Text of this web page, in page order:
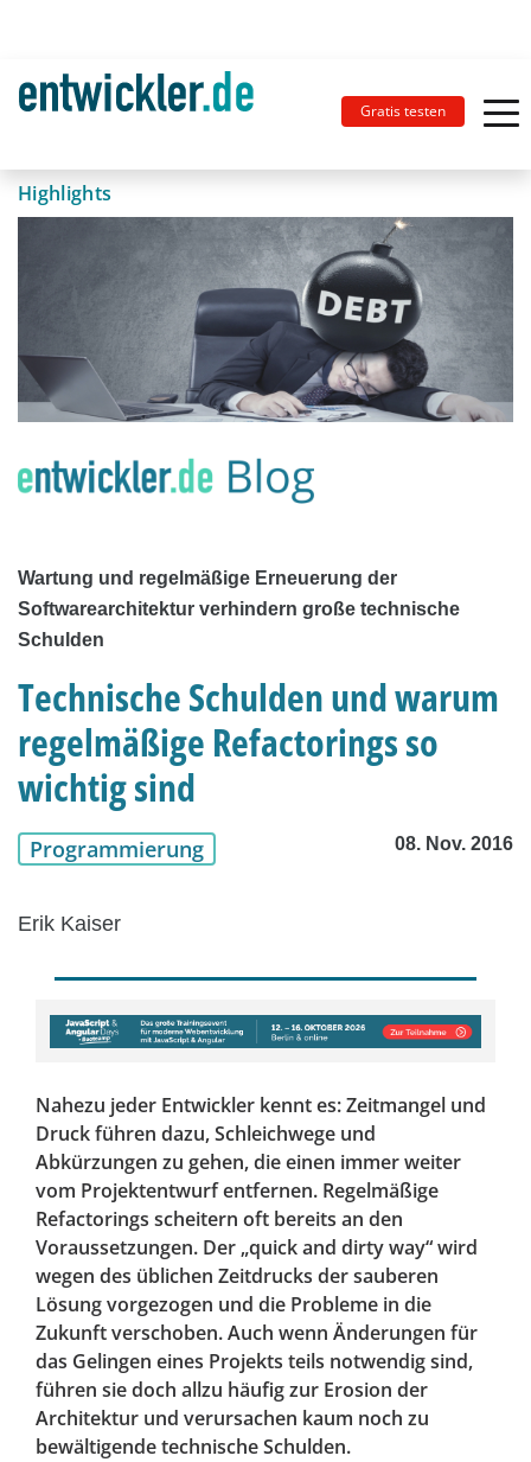
Gratis testen
Highlights
Wartung und regelmäßige Erneuerung der
Softwarearchitektur verhindern große technische
Schulden
Technische Schulden und warum
regelmäßige Refactorings so
wichtig sind
Programmierung 08. Nov. 2016
Erik Kaiser
Nahezu jeder Entwickler kennt es: Zeitmangel und
Druck führen dazu, Schleichwege und
Abkürzungen zu gehen, die einen immer weiter
vom Projektentwurf entfernen. Regelmäßige
Refactorings scheitern oft bereits an den
Voraussetzungen. Der „quick and dirty way“ wird
wegen des üblichen Zeitdrucks der sauberen
Lösung vorgezogen und die Probleme in die
Zukunft verschoben. Auch wenn Änderungen für
das Gelingen eines Projekts teils notwendig sind,
führen sie doch allzu häufig zur Erosion der
Architektur und verursachen kaum noch zu
bewältigende technische Schulden.